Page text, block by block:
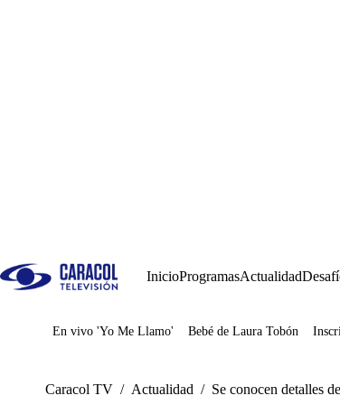
InicioProgramasActualidad
Juegos
En vivo 'Yo Me Llamo' Bebé de Laura Tobón
Caracol TV / Actualidad / Se conocen detalles